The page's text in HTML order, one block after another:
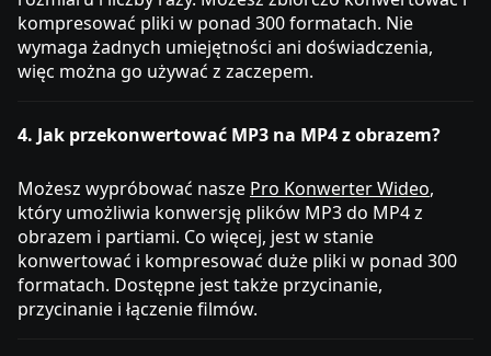
kompresować pliki w ponad 300 formatach. Nie
wymaga żadnych umiejętności ani doświadczenia,
więc można go używać z zaczepem.
4. Jak przekonwertować MP3 na MP4 z obrazem?
Możesz wypróbować nasze Pro Konwerter Wideo,
który umożliwia konwersję plików MP3 do MP4 z
obrazem i partiami. Co więcej, jest w stanie
konwertować i kompresować duże pliki w ponad 300
formatach. Dostępne jest także przycinanie,
przycinanie i łączenie filmów.